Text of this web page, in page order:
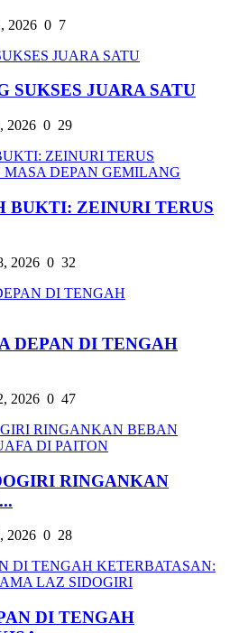
2026 0 7
SUKSES JUARA SATU
2026 0 29
BUKTI: ZEINURI TERUS
2026 0 32
DEPAN DI TENGAH
2026 0 47
RINGANKAN
2026 0 28
DI TENGAH